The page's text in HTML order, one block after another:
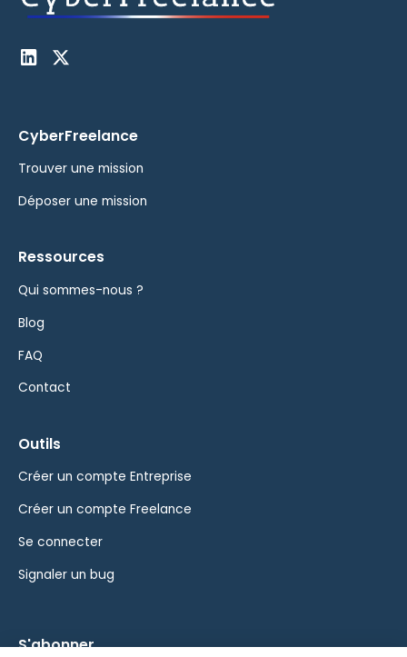
CyberFreelance
Trouver une mission
Déposer une mission
Ressources
Qui sommes-nous ?
Blog
FAQ
Contact
Outils
Créer un compte Entreprise
Créer un compte Freelance
Se connecter
Signaler un bug
S'abonner